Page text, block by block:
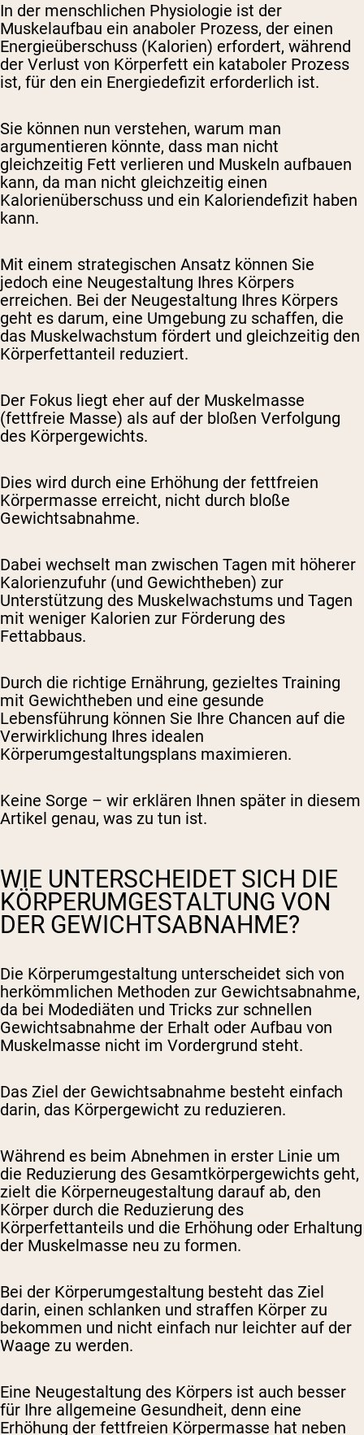
In der menschlichen Physiologie ist der
Muskelaufbau ein anaboler Prozess, der einen
Energieüberschuss (Kalorien) erfordert, während
der Verlust von Körperfett ein kataboler Prozess
ist, für den ein Energiedefizit erforderlich ist.
Sie können nun verstehen, warum man
argumentieren könnte, dass man nicht
gleichzeitig Fett verlieren und Muskeln aufbauen
kann, da man nicht gleichzeitig einen
Kalorienüberschuss und ein Kaloriendefizit haben
kann.
Mit einem strategischen Ansatz können Sie
jedoch eine Neugestaltung Ihres Körpers
erreichen. Bei der Neugestaltung Ihres Körpers
geht es darum, eine Umgebung zu schaffen, die
das Muskelwachstum fördert und gleichzeitig den
Körperfettanteil reduziert.
Der Fokus liegt eher auf der Muskelmasse
(fettfreie Masse) als auf der bloßen Verfolgung
des Körpergewichts.
Dies wird durch eine Erhöhung der fettfreien
Körpermasse erreicht, nicht durch bloße
Gewichtsabnahme.
Dabei wechselt man zwischen Tagen mit höherer
Kalorienzufuhr (und Gewichtheben) zur
Unterstützung des Muskelwachstums und Tagen
mit weniger Kalorien zur Förderung des
Fettabbaus.
Durch die richtige Ernährung, gezieltes Training
mit Gewichtheben und eine gesunde
Lebensführung können Sie Ihre Chancen auf die
Verwirklichung Ihres idealen
Körperumgestaltungsplans maximieren.
Keine Sorge – wir erklären Ihnen später in diesem
Artikel genau, was zu tun ist.
WIE UNTERSCHEIDET SICH DIE
KÖRPERUMGESTALTUNG VON
DER GEWICHTSABNAHME?
Die Körperumgestaltung unterscheidet sich von
herkömmlichen Methoden zur Gewichtsabnahme,
da bei Modediäten und Tricks zur schnellen
Gewichtsabnahme der Erhalt oder Aufbau von
Muskelmasse nicht im Vordergrund steht.
Das Ziel der Gewichtsabnahme besteht einfach
darin, das Körpergewicht zu reduzieren.
Während es beim Abnehmen in erster Linie um
die Reduzierung des Gesamtkörpergewichts geht,
zielt die Körperneugestaltung darauf ab, den
Körper durch die Reduzierung des
Körperfettanteils und die Erhöhung oder Erhaltung
der Muskelmasse neu zu formen.
Bei der Körperumgestaltung besteht das Ziel
darin, einen schlanken und straffen Körper zu
bekommen und nicht einfach nur leichter auf der
Waage zu werden.
Eine Neugestaltung des Körpers ist auch besser
für Ihre allgemeine Gesundheit, denn eine
Erhöhung der fettfreien Körpermasse hat neben